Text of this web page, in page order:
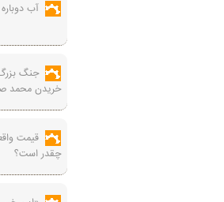
آب
جنگ
خریدن محمد
قیمت
چقدر است؟